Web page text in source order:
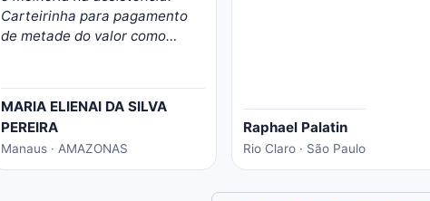
Carteirinha para pagamento
de metade do valor como
MARIA ELIENAI DA SILVA
PEREIRA
Manaus · AMAZONAS
Raphael Palatin
Rio Claro · São Paulo